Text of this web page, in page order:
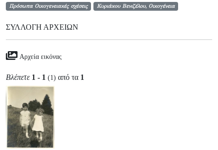
Πρόσωπα Οικογενειακές σχέσεις Κυριάκου Βενιζέλου, Οικογένεια
ΣΥΛΛΟΓΉ ΑΡΧΕΊΩΝ
Αρχεία εικόνας
Βλέπετε 1 - 1 (1) από τα 1